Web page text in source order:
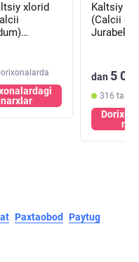
xlorid
narxlar
Kaltsiy
(Calcii
Jurabek
dan 5
316 ta
Paxtaobod Paytug